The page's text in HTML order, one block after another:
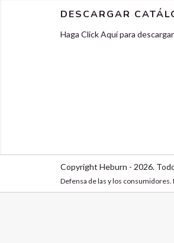
DESCARGAR
Haga Click Aquí para
Copyright Heburn - 2026.
Defensa de las y los consumidores.